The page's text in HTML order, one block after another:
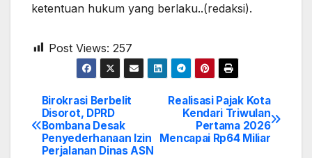
ketentuan hukum yang berlaku..(redaksi).
Post Views: 257
Post
navigation
Realisasi Pajak Kota
Kendari Triwulan
Pertama 2026
Mencapai Rp64 Miliar
Birokrasi Berbelit
Disorot, DPRD
Bombana Desak
Penyederhanaan Izin
Perjalanan Dinas ASN